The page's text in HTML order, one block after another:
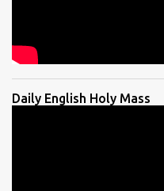
Daily English Holy Mass